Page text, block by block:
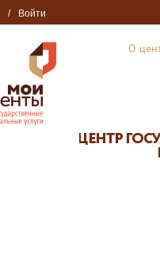
/ Войти
О